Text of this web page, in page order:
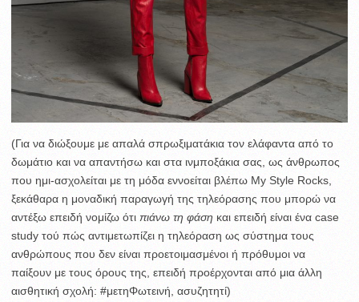
(Για να διώξουμε με απαλά σπρωξιματάκια τον ελάφαντα από το
δωμάτιο και να απαντήσω και στα ινμποξάκια σας, ως άνθρωπος
που ημι-ασχολείται με τη μόδα εννοείται βλέπω My Style Rocks,
ξεκάθαρα η μοναδική παραγωγή της τηλεόρασης που μπορώ να
αντέξω επειδή νομίζω ότι πιάνω τη φάση και επειδή είναι ένα case
study τού πώς αντιμετωπίζει η τηλεόραση ως σύστημα τους
ανθρώπους που δεν είναι προετοιμασμένοι ή πρόθυμοι να
παίξουν με τους όρους της, επειδή προέρχονται από μια άλλη
αισθητική σχολή: #μετηΦωτεινή, ασυζητητί)